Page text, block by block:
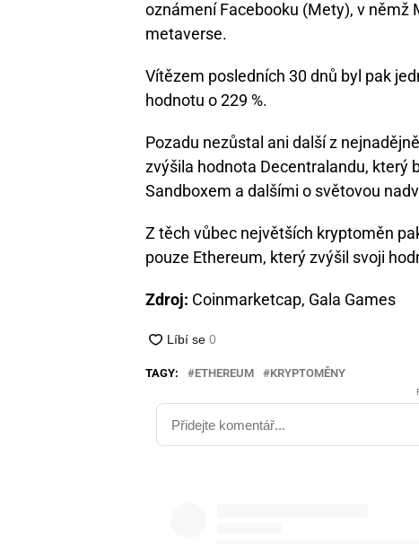
oznámení Facebooku (Mety), v němž
metaverse.
Vítězem posledních 30 dnů byl pak
hodnotu o 229 %.
Pozadu nezůstal ani další z
zvýšila hodnota Decentralandu, který
Sandboxem a dalšími o světovou
Z těch vůbec největších kryptoměn
pouze Ethereum, který zvýšil svoji
Zdroj: Coinmarketcap, Gala Games
TAGY: ETHEREUM KRYPTOMĚNY